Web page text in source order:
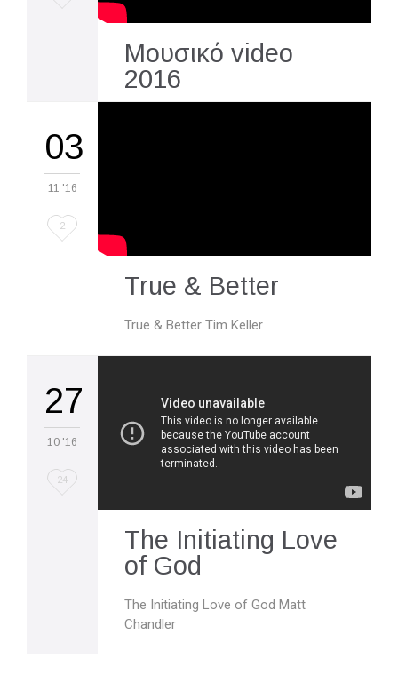
Μουσικό video
2016
03
11 '16
Love
2
True & Better
True & Better Tim Keller
27
10 '16
Love
24
The Initiating Love
of God
The Initiating Love of God Matt
Chandler